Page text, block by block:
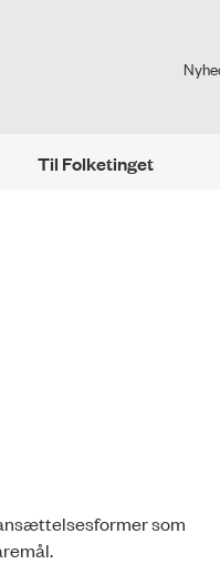
Til Folketinget
som